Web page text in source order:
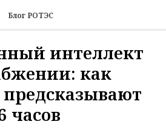
Блог РОТЭС
интеллект
как
часов